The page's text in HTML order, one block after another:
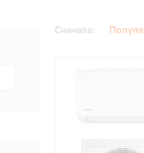
Сначала: